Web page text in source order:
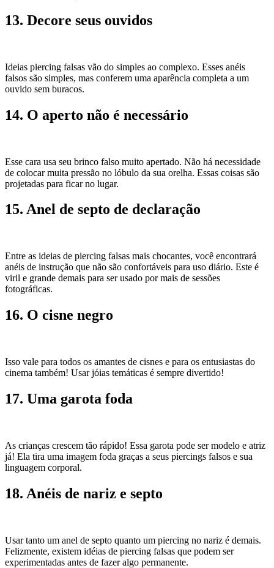
13. Decore seus ouvidos
Ideias piercing falsas vão do simples ao complexo. Esses anéis
falsos são simples, mas conferem uma aparência completa a um
ouvido sem buracos.
14. O aperto não é necessário
Esse cara usa seu brinco falso muito apertado. Não há necessidade
de colocar muita pressão no lóbulo da sua orelha. Essas coisas são
projetadas para ficar no lugar.
15. Anel de septo de declaração
Entre as ideias de piercing falsas mais chocantes, você encontrará
anéis de instrução que não são confortáveis ​​para uso diário. Este é
viril e grande demais para ser usado por mais de sessões
fotográficas.
16. O cisne negro
Isso vale para todos os amantes de cisnes e para os entusiastas do
cinema também! Usar jóias temáticas é sempre divertido!
17. Uma garota foda
As crianças crescem tão rápido! Essa garota pode ser modelo e atriz
já! Ela tira uma imagem foda graças a seus piercings falsos e sua
linguagem corporal.
18. Anéis de nariz e septo
Usar tanto um anel de septo quanto um piercing no nariz é demais.
Felizmente, existem idéias de piercing falsas que podem ser
experimentadas antes de fazer algo permanente.